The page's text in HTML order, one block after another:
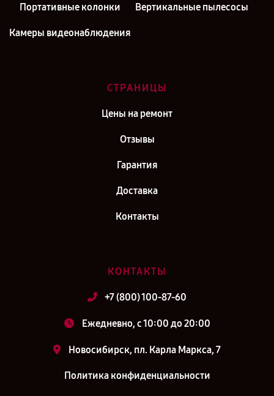
Портативные колонки Вертикальные пылесосы
Камеры видеонаблюдения
СТРАНИЦЫ
Цены на ремонт
Отзывы
Гарантия
Доставка
Контакты
КОНТАКТЫ
+7 (800) 100-87-60
Ежедневно, с 10:00 до 20:00
Новосибирск, пл. Карла Маркса, 7
Политика конфиденциальности